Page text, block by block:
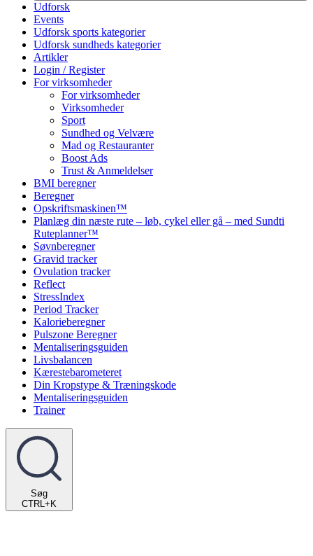
Udforsk
Events
Udforsk sports kategorier
Udforsk sundheds kategorier
Artikler
Login / Register
For virksomheder
For virksomheder
Virksomheder
Sport
Sundhed og Velvære
Mad og Restauranter
Boost Ads
Trust & Anmeldelser
BMI beregner
Beregner
Opskriftsmaskinen™
Planlæg din næste rute – løb, cykel eller gå – med Sundti
Ruteplanner™
Søvnberegner
Gravid tracker
Ovulation tracker
Reflect
StressIndex
Period Tracker
Kalorieberegner
Pulszone Beregner
Mentaliseringsguiden
Livsbalancen
Kærestebarometeret
Din Kropstype & Træningskode
Mentaliseringsguiden
Trainer
Søg
CTRL+K